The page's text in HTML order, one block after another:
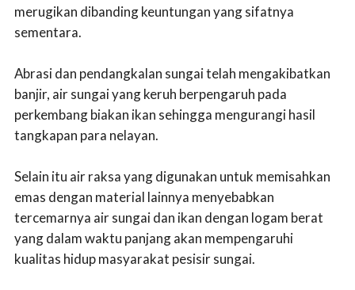
merugikan dibanding keuntungan yang sifatnya
sementara.
Abrasi dan pendangkalan sungai telah mengakibatkan
banjir, air sungai yang keruh berpengaruh pada
perkembang biakan ikan sehingga mengurangi hasil
tangkapan para nelayan.
Selain itu air raksa yang digunakan untuk memisahkan
emas dengan material lainnya menyebabkan
tercemarnya air sungai dan ikan dengan logam berat
yang dalam waktu panjang akan mempengaruhi
kualitas hidup masyarakat pesisir sungai.